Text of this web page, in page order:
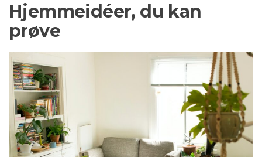
Hjemmeidéer, du kan
prøve